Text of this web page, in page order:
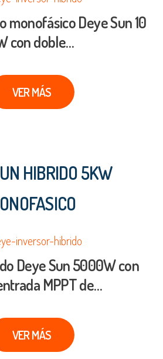
monofásico Deye Sun 10
con doble…
VER MÁS
HIBRIDO 5KW
Deye Sun 5000W con
MPPT de…
VER MÁS